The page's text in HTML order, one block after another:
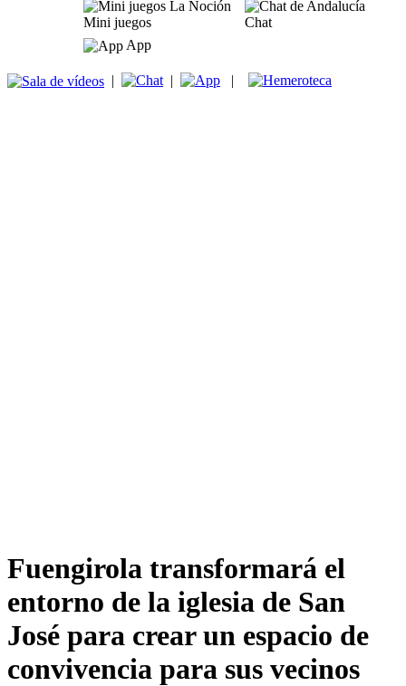
Mini juegos
Chat
App
| | |
Fuengirola transformará el
entorno de la iglesia de San
José para crear un espacio de
convivencia para sus vecinos